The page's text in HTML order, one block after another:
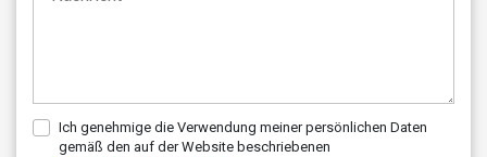
Ich genehmige die Verwendung meiner persönlichen Daten
gemäß den auf der Website beschriebenen